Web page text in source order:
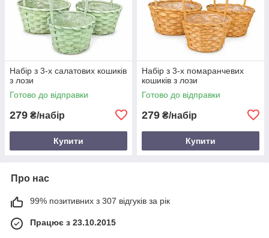
Набір з 3-х салатових кошиків
з лози
Готово до відправки
279 ₴/набір
Купити
Набір з 3-х помаранчевих
кошиків з лози
Готово до відправки
279 ₴/набір
Купити
Про нас
99% позитивних з 307 відгуків за рік
Працює з 23.10.2015